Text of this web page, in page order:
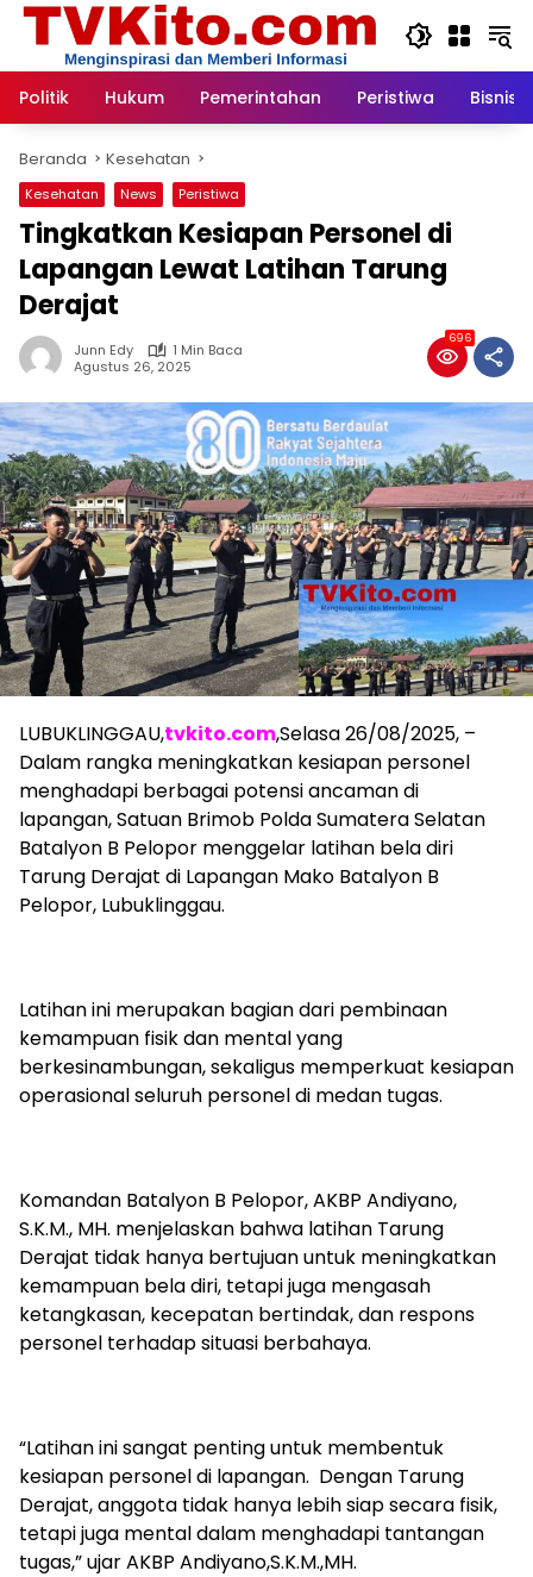
Langsung
Politik
Hukum Pemerintahan Peristiwa Bisnis
Beranda Kesehatan
Kesehatan News Peristiwa
Tingkatkan Kesiapan Personel di
Lapangan Lewat Latihan Tarung
Derajat
Junn Edy
1 Min Baca
Agustus 26, 2025
696
LUBUKLINGGAU,tvkito.com,Selasa 26/08/2025, –
Dalam rangka meningkatkan kesiapan personel
menghadapi berbagai potensi ancaman di
lapangan, Satuan Brimob Polda Sumatera Selatan
Batalyon B Pelopor menggelar latihan bela diri
Tarung Derajat di Lapangan Mako Batalyon B
Pelopor, Lubuklinggau.
Latihan ini merupakan bagian dari pembinaan
kemampuan fisik dan mental yang
berkesinambungan, sekaligus memperkuat kesiapan
operasional seluruh personel di medan tugas.
Komandan Batalyon B Pelopor, AKBP Andiyano,
S.K.M., MH. menjelaskan bahwa latihan Tarung
Derajat tidak hanya bertujuan untuk meningkatkan
kemampuan bela diri, tetapi juga mengasah
ketangkasan, kecepatan bertindak, dan respons
personel terhadap situasi berbahaya.
“Latihan ini sangat penting untuk membentuk
kesiapan personel di lapangan. Dengan Tarung
Derajat, anggota tidak hanya lebih siap secara fisik,
tetapi juga mental dalam menghadapi tantangan
tugas,” ujar AKBP Andiyano,S.K.M.,MH.